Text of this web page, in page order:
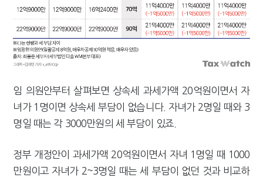
임 의원안부터 살펴보면 상속세 과세가액 20억원이면서 자
녀가 1명이면 상속세 부담이 없습니다. 자녀가 2명일 때와 3
명일 때는 각 3000만원의 세 부담이 있죠.
정부 개정안이 과세가액 20억원이면서 자녀 1명일 때 1000
만원이고 자녀가 2~3명일 때는 세 부담이 없던 것과 비교하